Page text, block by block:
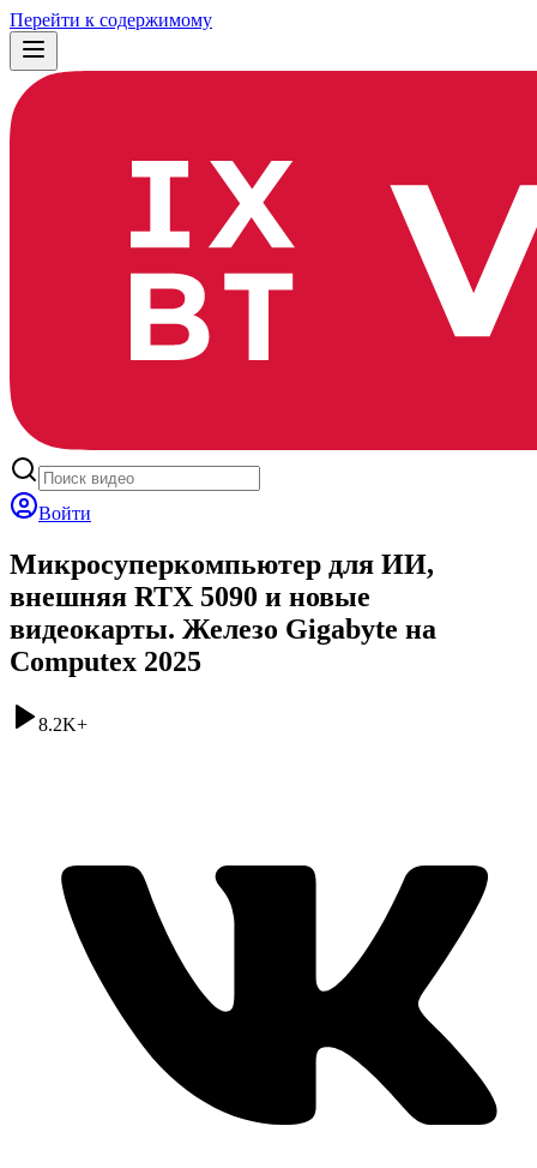
Перейти к содержимому
Войти
Микросуперкомпьютер для ИИ,
внешняя RTX 5090 и новые
видеокарты. Железо Gigabyte на
Computex 2025
8.2K+